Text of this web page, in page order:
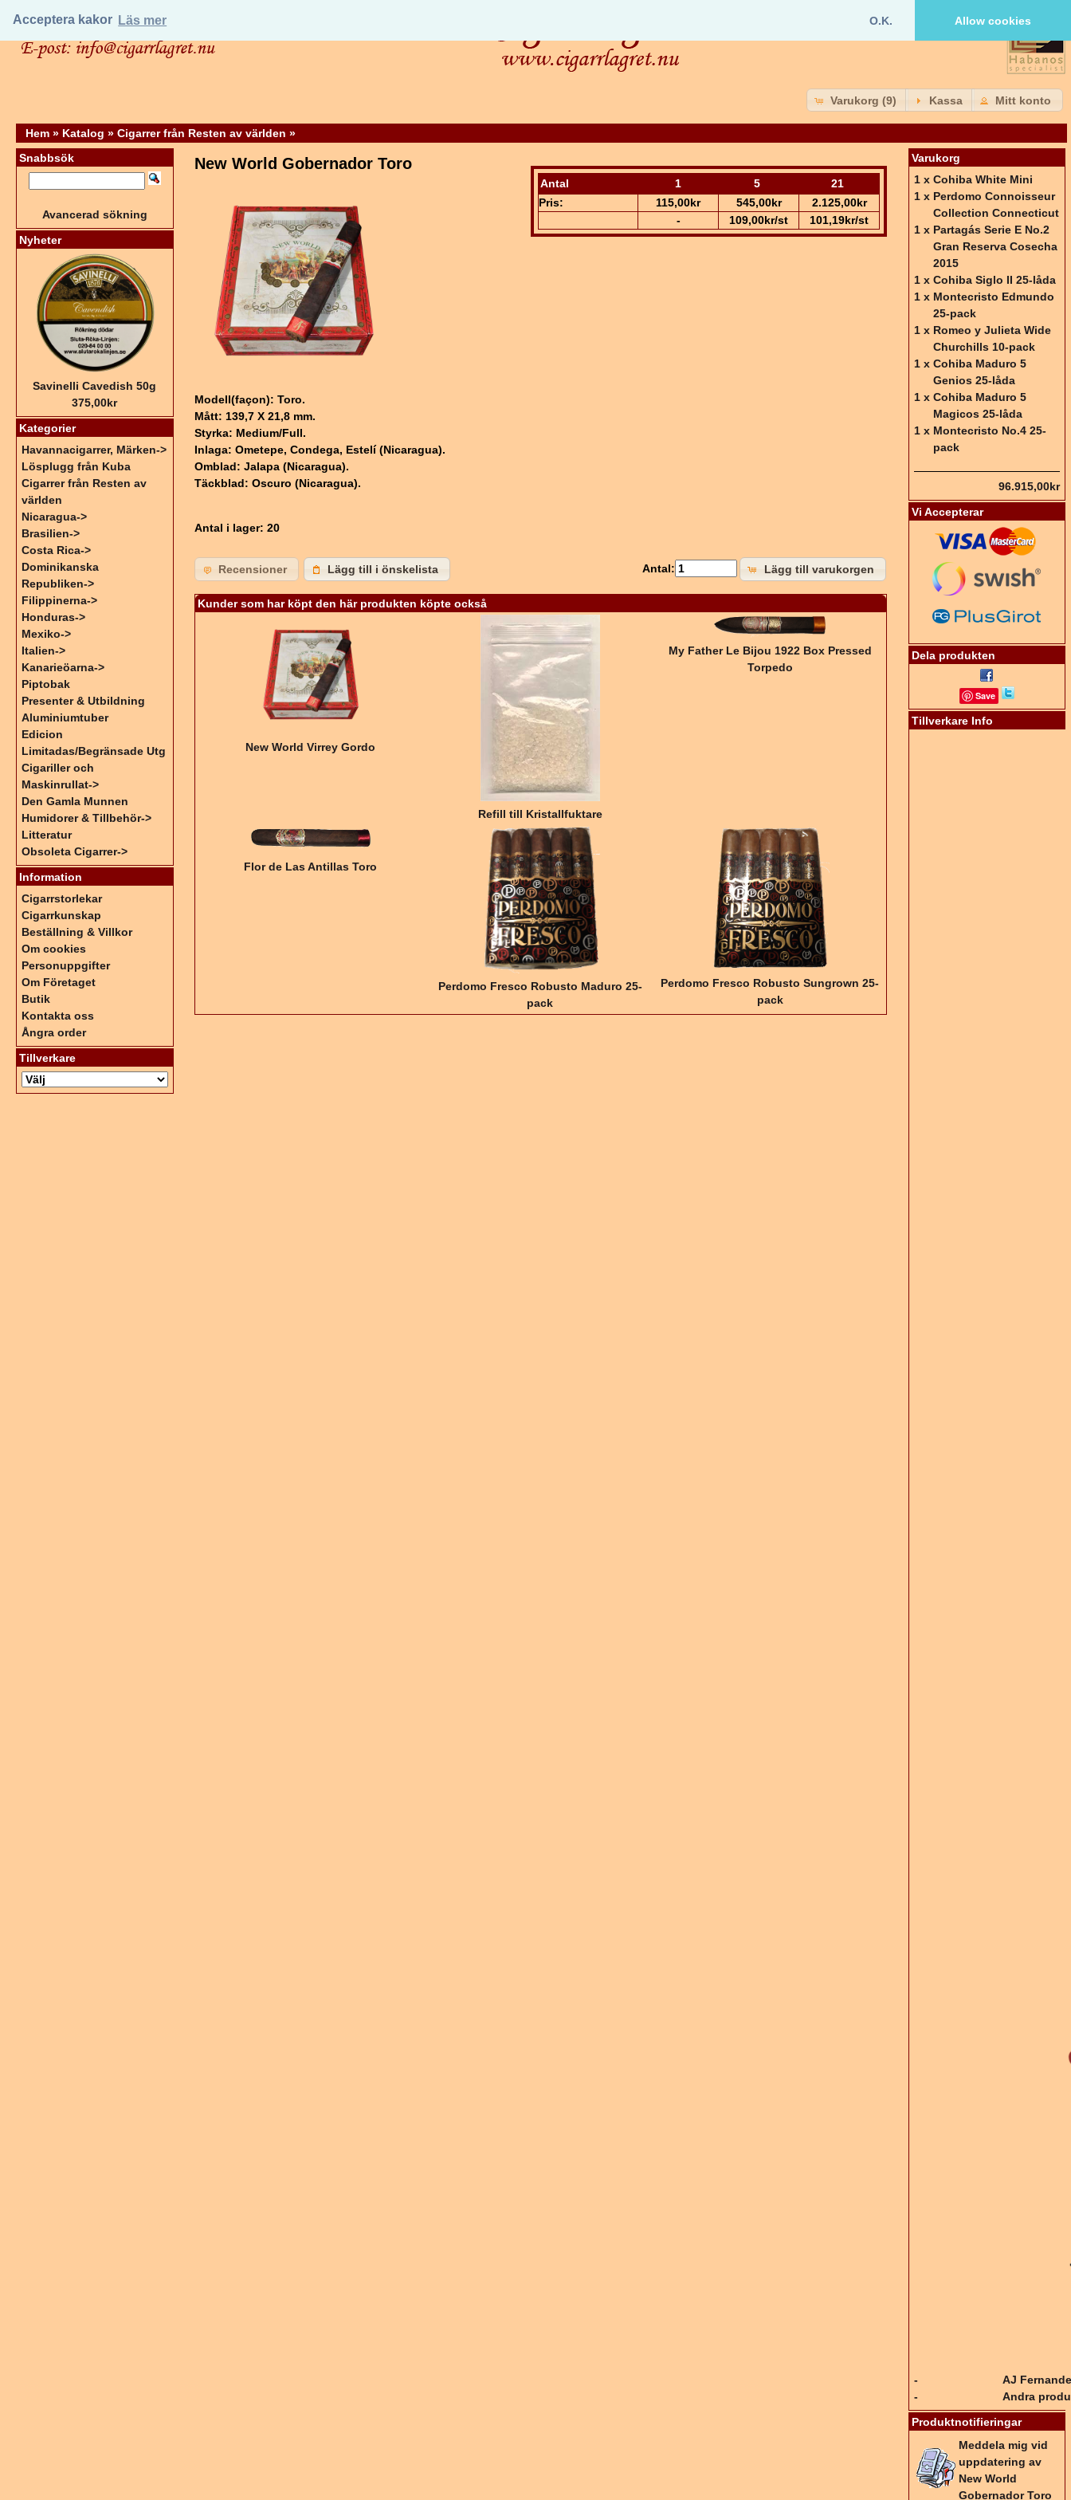
Acceptera kakor Läs mer O.K. Allow cookies
Varukorg (9) Kassa Mitt konto
Hem » Katalog » Cigarrer från Resten av världen »
Antal 1 5
21
Pris:
115,00kr 545,00kr
2.125,00kr
-
109,00kr/st 101,19kr/st
New World Gobernador Toro
Modell(façon): Toro.
Mått: 139,7 X 21,8 mm.
Styrka: Medium/Full.
Inlaga: Ometepe, Condega, Estelí (Nicaragua).
Omblad: Jalapa (Nicaragua).
Täckblad: Oscuro (Nicaragua).
Antal i lager: 20
Lägg till varukorgen
Antal:
Recensioner Lägg till i önskelista
Kunder som har köpt den här produkten köpte också
New World Virrey Gordo
Refill till Kristallfuktare
My Father Le Bijou 1922 Box Pressed
Torpedo
Flor de Las Antillas Toro
Perdomo Fresco Robusto Maduro 25-
pack
Perdomo Fresco Robusto Sungrown 25-
pack
Snabbsök
Avancerad sökning
Nyheter
Savinelli Cavedish 50g
375,00kr
Kategorier
Havannacigarrer, Märken->
Lösplugg från Kuba
Cigarrer från Resten av
världen
Nicaragua->
Brasilien->
Costa Rica->
Dominikanska
Republiken->
Filippinerna->
Honduras->
Mexiko->
Italien->
Kanarieöarna->
Piptobak
Presenter & Utbildning
Aluminiumtuber
Edicion
Limitadas/Begränsade Utg
Cigariller och
Maskinrullat->
Den Gamla Munnen
Humidorer & Tillbehör->
Litteratur
Obsoleta Cigarrer->
Information
Cigarrstorlekar
Cigarrkunskap
Beställning & Villkor
Om cookies
Personuppgifter
Om Företaget
Butik
Kontakta oss
Ångra order
Tillverkare
Varukorg
1 x Cohiba White Mini
1 x Perdomo Connoisseur
Collection Connecticut
1 x Partagás Serie E No.2
Gran Reserva Cosecha
2015
1 x Cohiba Siglo II 25-låda
1 x Montecristo Edmundo
25-pack
1 x Romeo y Julieta Wide
Churchills 10-pack
1 x Cohiba Maduro 5
Genios 25-låda
1 x Cohiba Maduro 5
Magicos 25-låda
1 x Montecristo No.4 25-
pack
96.915,00kr
Vi Accepterar
Dela produkten
Save
Tillverkare Info
-
AJ
-
Andra
Produktnotifieringar
Meddela mig vid
uppdatering av
New World
Gobernador Toro